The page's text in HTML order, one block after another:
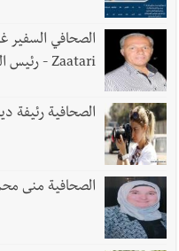
Zaatari - رئيس التحرير
الصحافية رئيفة
الصحافية منى